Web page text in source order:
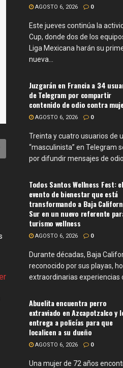
AGOSTO 6, 2026 0
Este jueves continúa la
Cup, donde dos de los
Liga Mexicana harán su
nueva...
Juzgarán en Francia a 34
de Telegram por compartir
contenido de odio contra
AGOSTO 6, 2026 0
Treinta y cuatro usuarios de
“masculinista” en Telegram
por difundir mensajes de
Todos Santos Wellness Fest: el
evento de bienestar que está
transformando a Baja
Sur en un nuevo referente
turismo wellness
AGOSTO 6, 2026 0
Durante décadas, Baja
reconocido por sus playas,
extraordinarias experiencias
Abuelita encuentra perro
extraviado en Azcapotzalco y
entrega a policías para que
localicen a su dueño
AGOSTO 6, 2026 0
Una mujer de 72 años